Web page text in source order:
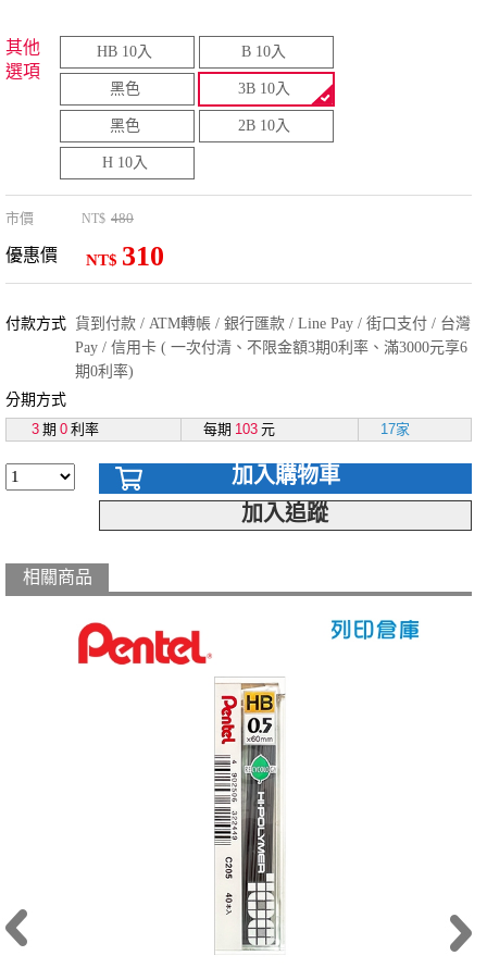
其他
選項
HB 10入 B 10入
黑色 3B 10入
黑色 2B 10入
H 10入
市價 NT$ 480
優惠價 NT$ 310
付款方式 貨到付款 / ATM轉帳 / 銀行匯款 / Line Pay / 街口支付 / 台灣
Pay / 信用卡 ( 一次付清、不限金額3期0利率、滿3000元享6
期0利率)
分期方式
3 期 0 利率 每期 103 元 17家
加入購物車
加入追蹤
相關商品